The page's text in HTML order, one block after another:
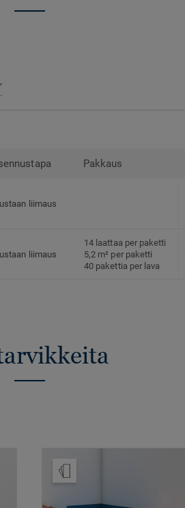
lattioihimme
Pakkaus
liimaus
liimaus
14 laattaa per paketti
5,2 m² per paketti
40 pakettia per lava